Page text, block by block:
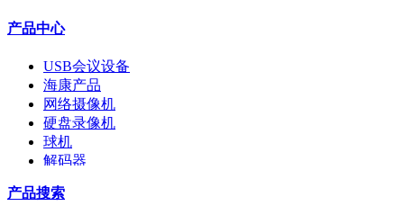
产品中心
USB会议设备
海康产品
网络摄像机
硬盘录像机
球机
解码器
配件
产品搜索